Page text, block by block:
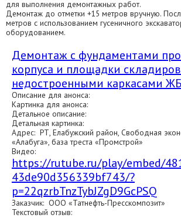
для выполнения демонтажных работ.
Демонтаж до отметки +15 метров вручную.
метров с использованием гусеничного
оборудованием.
Демонтаж с фундаментами
корпуса и площадки
недостроенными каркасами
Описание для анонса:
Картинка для анонса:
Детальное описание:
Детальная картинка:
Адрес: РТ, Елабужский район, Свободная
«Алабуга», база треста «Промстрой»
Видео:
https://rutube.ru/play/embed/
43de90d356339bf743/?
p=22qzrbTnzTybJZgD9GcPSQ
Заказчик: ООО «Татнефть-Пресскомпозит»
Текстовый отзыв: